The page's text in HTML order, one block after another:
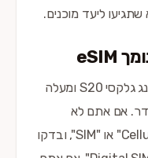
ליעד מוכנים.
אם יש לכם אייפון 13 ומעלה או סמסונג גלקסי S20 ומעלה
אם אתם לא
בטוחים, עברו להגדרות, חפשו "Cellular" או "SIM", ובדקו